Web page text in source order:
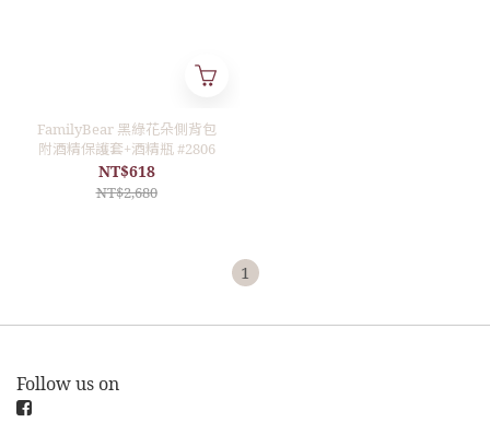
FamilyBear 黑綠花朵側背包
附酒精保護套+酒精瓶 #2806
NT$618
NT$2,680
1
Follow us on